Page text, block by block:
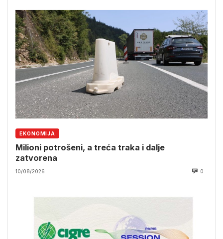
EKONOMIJA
Milioni potrošeni, a treća traka i dalje
zatvorena
10/08/2026 0